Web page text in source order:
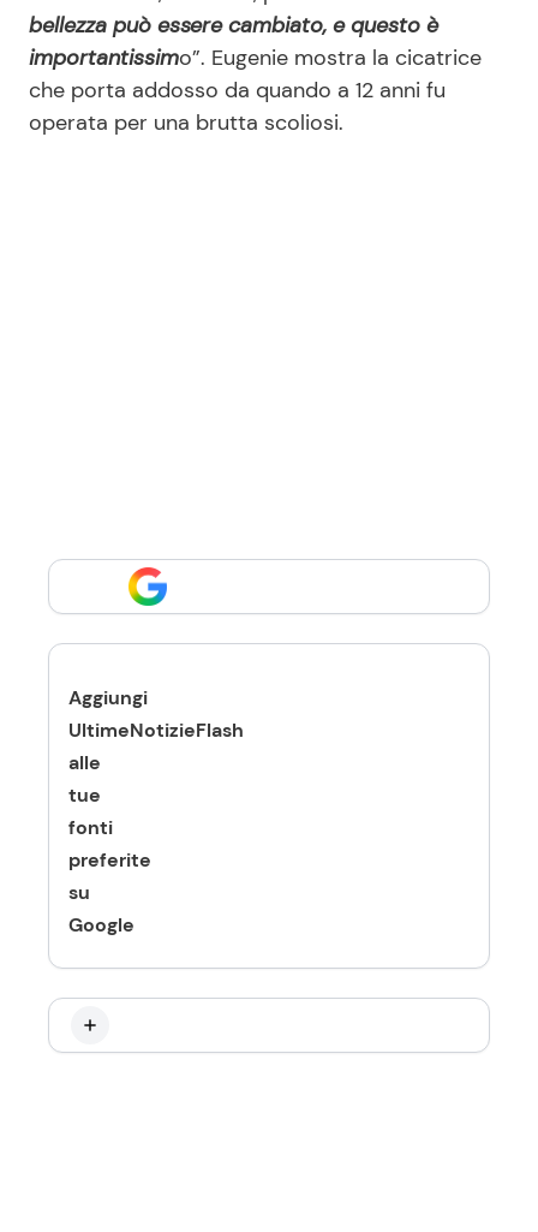
bellezza può essere cambiato, e questo è
importantissimo”. Eugenie mostra la cicatrice
che porta addosso da quando a 12 anni fu
operata per una brutta scoliosi.
Aggiungi
UltimeNotizieFlash
alle
tue
fonti
preferite
su
Google